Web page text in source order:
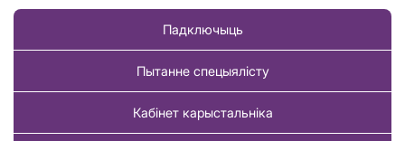
Падключыць
Пытанне спецыялісту
Кабінет карыстальніка